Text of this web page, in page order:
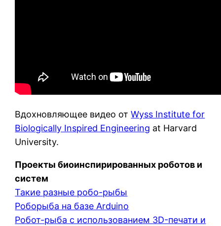
Вдохновляющее видео отWyss Institute for
Biologically Inspired Engineering at Harvard
University.
Проекты биоинспирированных роботов и
систем
Такие разные робо-рыбы
Роборыба на базе Arduino
Робот-рыба с использованием 3D-печати и